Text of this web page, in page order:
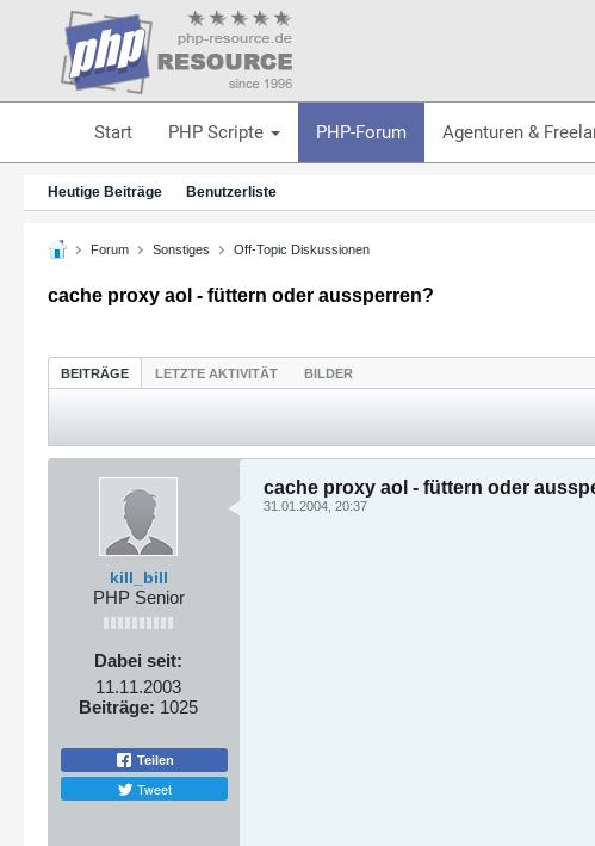
Start PHP Scripte PHP-Forum Agenturen &
Heutige Beiträge Benutzerliste
Forum Sonstiges Off-Topic Diskussionen
cache proxy aol - füttern oder aussperren?
BEITRÄGE LETZTE AKTIVITÄT BILDER
kill_bill
PHP Senior
Dabei seit:
11.11.2003
Beiträge: 1025
Teilen
Tweet
cache proxy aol - füttern oder
31.01.2004, 20:37